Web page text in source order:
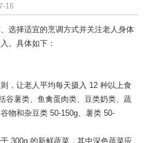
16
选择适宜的烹调方式并关注老人身体
。具体如下：
，让老人平均每天摄入 12 种以上食
谷薯类、鱼禽蛋肉类、豆类奶类、蔬
物和杂豆类 50-150g、薯类 50-
300g 的新鲜蔬菜，其中深色蔬菜应